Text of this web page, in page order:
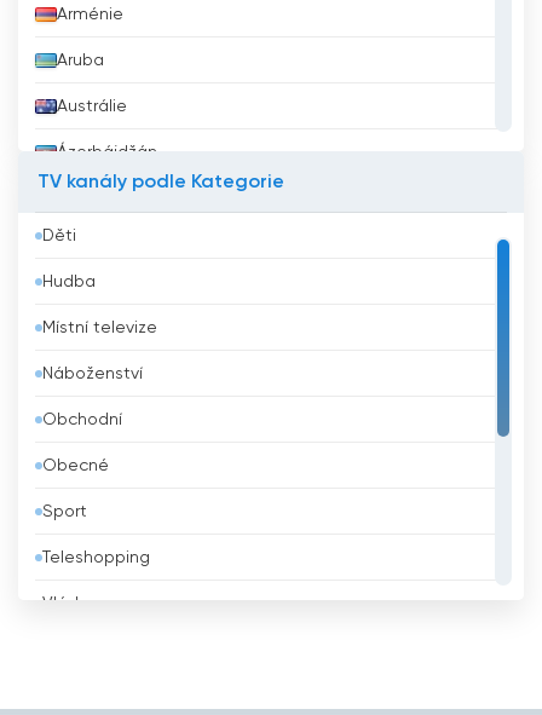
Arménie
Aruba
Austrálie
Ázerbájdžán
Bangladéš
Barbados
Belgie
Belize
Bělorusko
Benin
Bhútán
Bolívie
TV kanály podle Kategorie
Děti
Hudba
Místní televize
Náboženství
Obchodní
Obecné
Sport
Teleshopping
Vláda